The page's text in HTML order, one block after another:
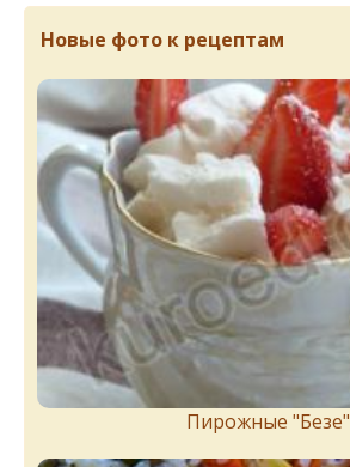
Новые фото к рецептам
Пирожныe "Бeзe"